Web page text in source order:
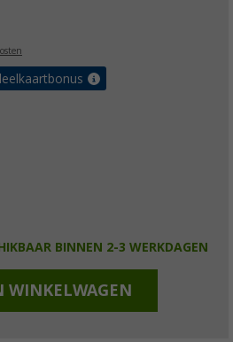
BINNEN 2-3 WERKDAGEN
WINKELWAGEN